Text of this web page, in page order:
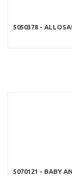
5050378 -
5070121 - BABY